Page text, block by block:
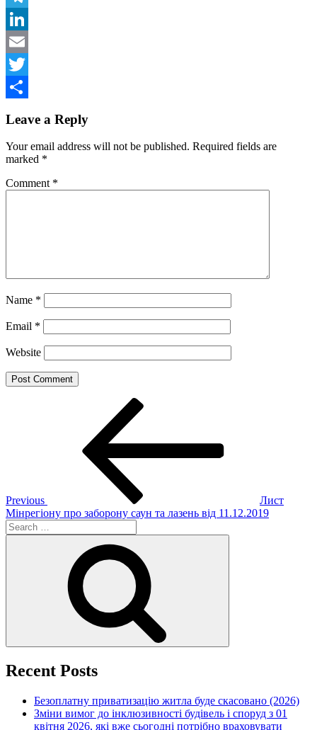
Telegram
LinkedIn
Email
Twitter
Leave a Reply
Your email address will not be published. Required fields are
marked *
Comment *
Name *
Email *
Website
Previous
Лист
Мінрегіону про заборону саун та лазень від 11.12.2019
Search
for:
Recent Posts
Безоплатну приватизацію житла буде скасовано (2026)
Зміни вимог до інклюзивності будівель і споруд з 01
квітня 2026, які вже сьогодні потрібно враховувати